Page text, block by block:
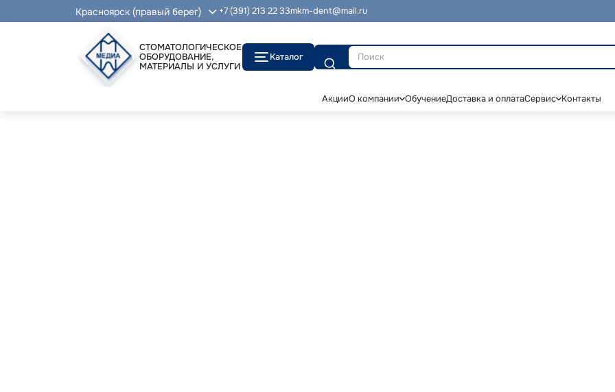
Красноярск (правый берег) +7 (391) 213 22 33mkm-dent@mail.ru
СТОМАТОЛОГИЧЕСКОЕ
ОБОРУДОВАНИЕ,
МАТЕРИАЛЫ И УСЛУГИ
Каталог
Поиск
АкцииО компании ОбучениеДоставка и оплатаСервис Контакты